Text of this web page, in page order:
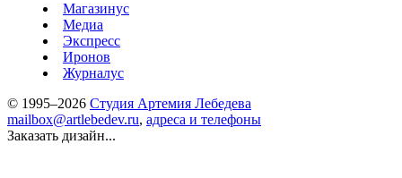
Магазинус
Медиа
Экспресс
Иронов
Журналус
© 1995–2026 Студия Артемия Лебедева
mailbox@artlebedev.ru, адреса и телефоны
Заказать дизайн...